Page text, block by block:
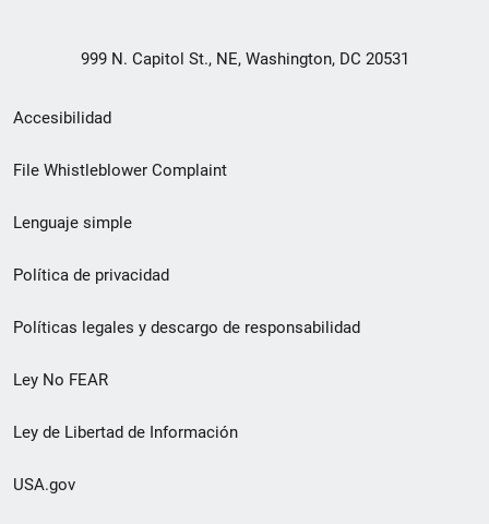
999 N. Capitol St., NE, Washington, DC 20531
Menú
de
de
pie
de
página
Accesibilidad
File Whistleblower Complaint
Lenguaje simple
Política de privacidad
Políticas legales y descargo de responsabilidad
Ley No FEAR
Ley de Libertad de Información
USA.gov